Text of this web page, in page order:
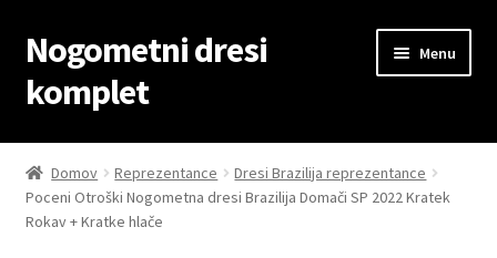
Skip
to
navigation
Skip
to
content
Nogometni dresi
komplet
Menu
Domov
Blog
Domov Reprezentance
Dresi Brazilija reprezentance
Poceni Otroški Nogometna dresi Brazilija Domači SP 2022 Kratek
Rokav + Kratke hlače